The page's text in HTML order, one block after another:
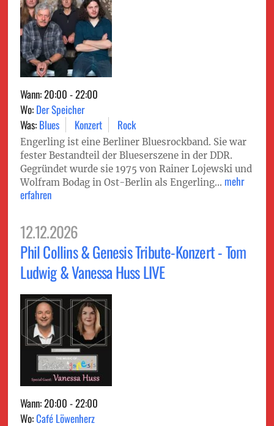
Wann: 20:00 - 22:00
Wo: Der Speicher
Was: Blues Konzert Rock
Engerling ist eine Berliner Bluesrockband. Sie war
fester Bestandteil der Blueserszene in der DDR.
Gegründet wurde sie 1975 von Rainer Lojewski und
Wolfram Bodag in Ost-Berlin als Engerling... mehr
erfahren
12.12.2026
Phil Collins & Genesis Tribute-Konzert - Tom
Ludwig & Vanessa Huss LIVE
Wann: 20:00 - 22:00
Wo:Café Löwenherz